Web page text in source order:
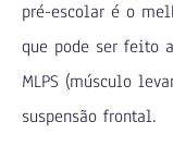
pré-escolar é o
que pode ser feito
MLPS (músculo
suspensão frontal.